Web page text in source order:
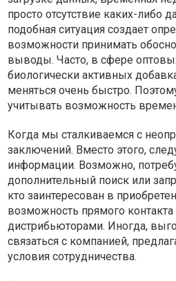
просто отсутствие каких-либо
подобная ситуация создает
возможности принимать
выводы. Часто, в сфере
биологически активных
меняться очень быстро.
учитывать возможность
Когда мы сталкиваемся с
заключений. Вместо этого,
информации. Возможно,
дополнительный поиск или
кто заинтересован в
возможность прямого
дистрибьюторами. Иногда,
связаться с компанией,
условия сотрудничества.